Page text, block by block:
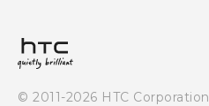
投资人
© 2011-2026 HTC Corporation